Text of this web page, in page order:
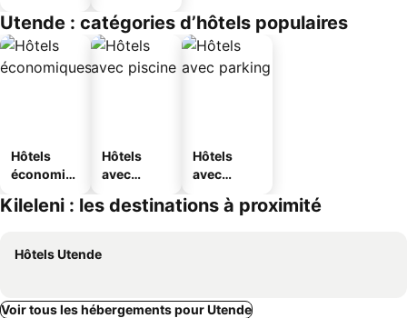
Utende : catégories d’hôtels populaires
Hôtels
économiq
Hôtels
avec
Hôtels
avec
Kileleni : les destinations à proximité
Hôtels Utende
Voir tous les hébergements pour Utende